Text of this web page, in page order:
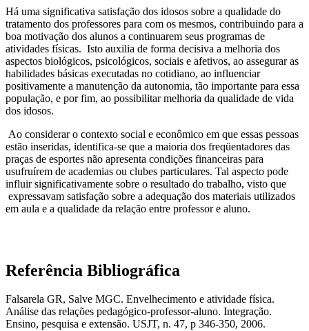
Há uma significativa satisfação dos idosos sobre a qualidade do
tratamento dos professores para com os mesmos, contribuindo para a
boa motivação dos alunos a continuarem seus programas de
atividades físicas. Isto auxilia de forma decisiva a melhoria dos
aspectos biológicos, psicológicos, sociais e afetivos, ao assegurar as
habilidades básicas executadas no cotidiano, ao influenciar
positivamente a manutenção da autonomia, tão importante para essa
população, e por fim, ao possibilitar melhoria da qualidade de vida
dos idosos.
Ao considerar o contexto social e econômico em que essas pessoas
estão inseridas, identifica-se que a maioria dos freqüentadores das
praças de esportes não apresenta condições financeiras para
usufruírem de academias ou clubes particulares. Tal aspecto pode
influir significativamente sobre o resultado do trabalho, visto que
expressavam satisfação sobre a adequação dos materiais utilizados
em aula e a qualidade da relação entre professor e aluno.
Referência Bibliográfica
Falsarela GR, Salve MGC. Envelhecimento e atividade física.
Análise das relações pedagógico-professor-aluno. Integração.
Ensino, pesquisa e extensão. USJT, n. 47, p 346-350, 2006.